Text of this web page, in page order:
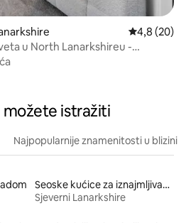
Prosječna
4,8 (20)
u North Lanarkshireu -
istražiti
Najpopularnije znamenitosti u blizini
Seoske kućice za iznajmljivanje
Sjeverni Lanarkshire